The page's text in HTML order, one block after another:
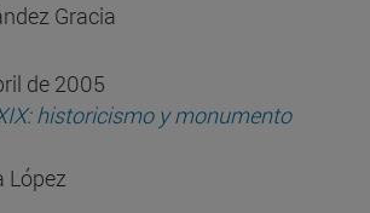
Gracia
de 2005
historicismo y monumento
López